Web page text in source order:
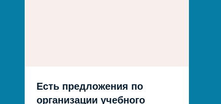
Есть предложения по
организации учебного